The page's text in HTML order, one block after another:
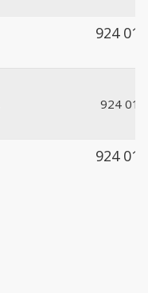
924
924
924